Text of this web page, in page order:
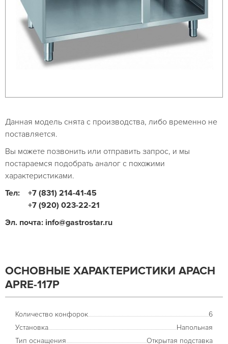
Данная модель снята с производства, либо временно не
поставляется.
Вы можете позвонить или отправить запрос, и мы
постараемся подобрать аналог с похожими
характеристиками.
Тел:
+7 (831) 214-41-45
+7 (920) 023-22-21
Эл. почта: info@gastrostar.ru
ОСНОВНЫЕ ХАРАКТЕРИСТИКИ APACH
APRE-117P
Количество конфорок
6
Установка
Напольная
Тип оснащения
Открытая подставка